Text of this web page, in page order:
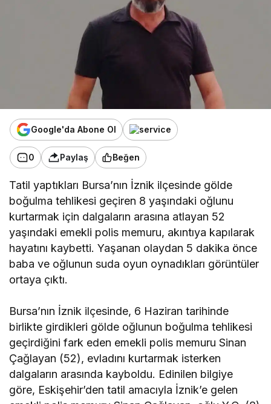
Google'da Abone Ol
0 Paylaş Beğen
Tatil yaptıkları Bursa’nın İznik ilçesinde gölde
boğulma tehlikesi geçiren 8 yaşındaki oğlunu
kurtarmak için dalgaların arasına atlayan 52
yaşındaki emekli polis memuru, akıntıya kapılarak
hayatını kaybetti. Yaşanan olaydan 5 dakika önce
baba ve oğlunun suda oyun oynadıkları görüntüler
ortaya çıktı.
Bursa’nın İznik ilçesinde, 6 Haziran tarihinde
birlikte girdikleri gölde oğlunun boğulma tehlikesi
geçirdiğini fark eden emekli polis memuru Sinan
Çağlayan (52), evladını kurtarmak isterken
dalgaların arasında kayboldu. Edinilen bilgiye
göre, Eskişehir’den tatil amacıyla İznik’e gelen